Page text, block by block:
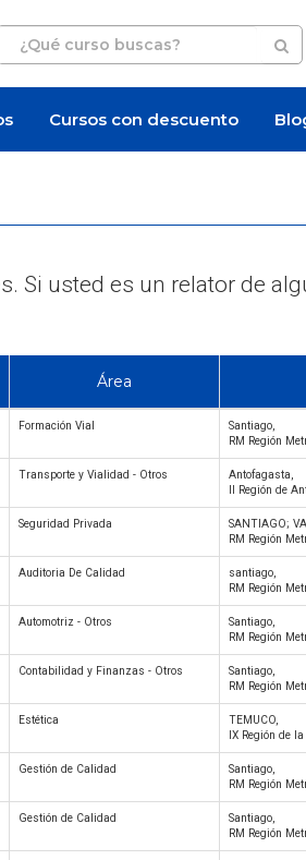
Cursos con descuento
Si usted es un relator de
Área
Formación Vial
Santiago,
RM Región
Transporte y Vialidad - Otros
Antofagasta,
II Región de
Seguridad Privada
SANTIAGO;
RM Región
Auditoria De Calidad
santiago,
RM Región
Automotriz - Otros
Santiago,
RM Región
Contabilidad y Finanzas - Otros
Santiago,
RM Región
Estética
TEMUCO,
IX Región de
Gestión de Calidad
Santiago,
RM Región
Gestión de Calidad
Santiago,
RM Región